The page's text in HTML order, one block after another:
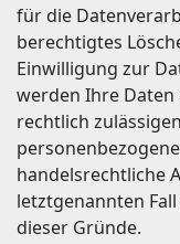
für die
berechtigtes
Einwilligung zur
werden Ihre
rechtlich
handelsrechtliche
letztgenannten
dieser Gründe.